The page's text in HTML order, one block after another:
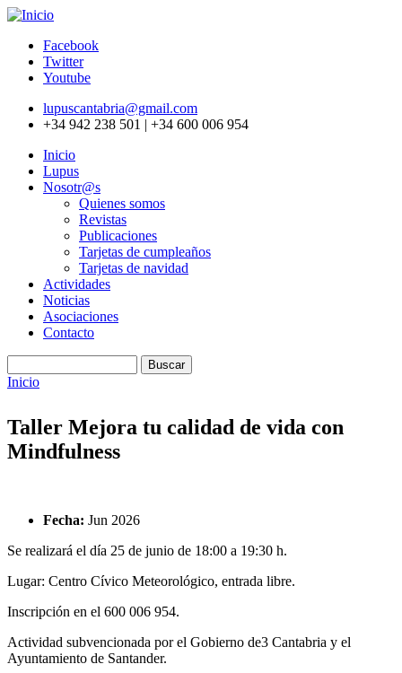
Pasar al contenido principal
Facebook
Twitter
Youtube
lupuscantabria@gmail.com
+34 942 238 501 | +34 600 006 954
Inicio
Lupus
Nosotr@s
Quienes somos
Revistas
Publicaciones
Tarjetas de cumpleaños
Tarjetas de navidad
Actividades
Noticias
Asociaciones
Contacto
Formulario de búsqueda
Inicio
Taller Mejora tu calidad de vida con
Mindfulness
Fecha: Jun 2026
Se realizará el día 25 de junio de 18:00 a 19:30 h.
Lugar: Centro Cívico Meteorológico, entrada libre.
Inscripción en el 600 006 954.
Actividad subvencionada por el Gobierno de3 Cantabria y el
Ayuntamiento de Santander.